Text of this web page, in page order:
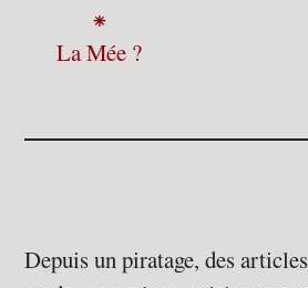
⁕
La Mée ?
Depuis un piratage, des